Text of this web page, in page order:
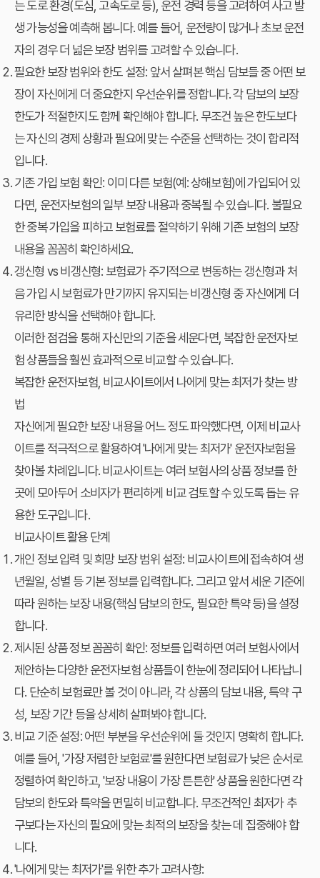
는 도로 환경(도심, 고속도로 등), 운전 경력 등을 고려하여 사고 발
생 가능성을 예측해 봅니다. 예를 들어, 운전량이 많거나 초보 운전
자의 경우 더 넓은 보장 범위를 고려할 수 있습니다.
필요한 보장 범위와 한도 설정: 앞서 살펴본 핵심 담보들 중 어떤 보
장이 자신에게 더 중요한지 우선순위를 정합니다. 각 담보의 보장
한도가 적절한지도 함께 확인해야 합니다. 무조건 높은 한도보다
는 자신의 경제 상황과 필요에 맞는 수준을 선택하는 것이 합리적
입니다.
기존 가입 보험 확인: 이미 다른 보험(예: 상해보험)에 가입되어 있
다면, 운전자보험의 일부 보장 내용과 중복될 수 있습니다. 불필요
한 중복 가입을 피하고 보험료를 절약하기 위해 기존 보험의 보장
내용을 꼼꼼히 확인하세요.
갱신형 vs 비갱신형: 보험료가 주기적으로 변동하는 갱신형과 처
음 가입 시 보험료가 만기까지 유지되는 비갱신형 중 자신에게 더
유리한 방식을 선택해야 합니다.
이러한 점검을 통해 자신만의 기준을 세운다면, 복잡한 운전자보
험 상품들을 훨씬 효과적으로 비교할 수 있습니다.
복잡한 운전자보험, 비교사이트에서 나에게 맞는 최저가 찾는 방
법
자신에게 필요한 보장 내용을 어느 정도 파악했다면, 이제 비교사
이트를 적극적으로 활용하여 '나에게 맞는 최저가' 운전자보험을
찾아볼 차례입니다. 비교사이트는 여러 보험사의 상품 정보를 한
곳에 모아두어 소비자가 편리하게 비교 검토할 수 있도록 돕는 유
용한 도구입니다.
비교사이트 활용 단계
개인 정보 입력 및 희망 보장 범위 설정: 비교사이트에 접속하여 생
년월일, 성별 등 기본 정보를 입력합니다. 그리고 앞서 세운 기준에
따라 원하는 보장 내용(핵심 담보의 한도, 필요한 특약 등)을 설정
합니다.
제시된 상품 정보 꼼꼼히 확인:정보를 입력하면 여러 보험사에서
제안하는 다양한 운전자보험 상품들이 한눈에 정리되어 나타납니
다. 단순히 보험료만 볼 것이 아니라, 각 상품의 담보 내용, 특약 구
성, 보장 기간 등을 상세히 살펴봐야 합니다.
비교 기준 설정:어떤 부분을 우선순위에 둘 것인지 명확히 합니다.
예를 들어, '가장 저렴한 보험료'를 원한다면 보험료가 낮은 순서로
정렬하여 확인하고, '보장 내용이 가장 튼튼한' 상품을 원한다면 각
담보의 한도와 특약을 면밀히 비교합니다. 무조건적인 최저가 추
구보다는 자신의 필요에 맞는 최적의 보장을 찾는 데 집중해야 합
니다.
'나에게 맞는 최저가'를 위한 추가 고려사항: